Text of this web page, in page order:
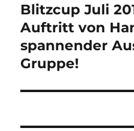
Blitzcup Juli
Auftritt von
spannender
Gruppe!